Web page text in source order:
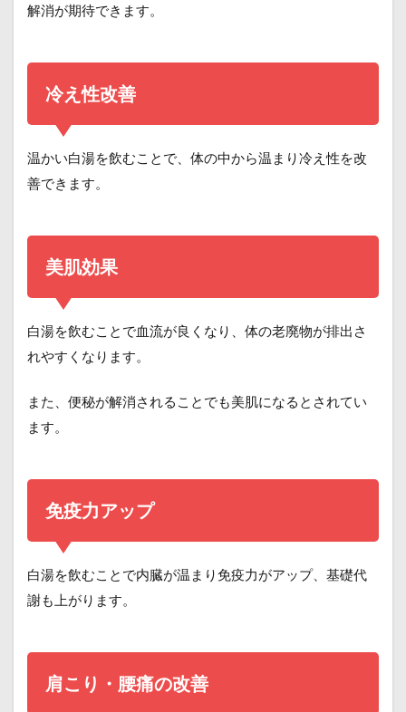
解消が期待できます。
冷え性改善
温かい白湯を飲むことで、体の中から温まり冷え性を改
善できます。
美肌効果
白湯を飲むことで血流が良くなり、体の老廃物が排出さ
れやすくなります。
また、便秘が解消されることでも美肌になるとされてい
ます。
免疫力アップ
白湯を飲むことで内臓が温まり免疫力がアップ、基礎代
謝も上がります。
肩こり・腰痛の改善